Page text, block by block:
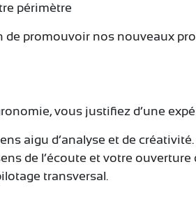
périmètre
de promouvoir nos nouveaux
vous justifiez d’une
aigu d’analyse et de
de l’écoute et votre
transversal.